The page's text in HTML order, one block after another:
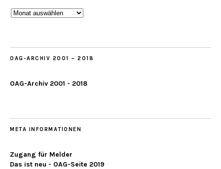
Beobachtungen
OAG-ARCHIV 2001 – 2018
OAG-Archiv 2001 - 2018
META INFORMATIONEN
Zugang für Melder
Das ist neu - OAG-Seite 2019